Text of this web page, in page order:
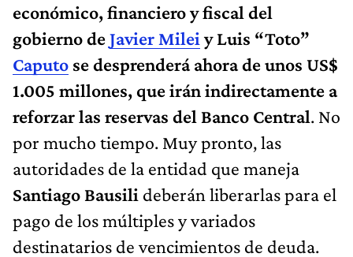
económico, financiero y fiscal del
gobierno deJavier Mileiy Luis “Toto”
Caputo se desprenderá ahora de unos US$
1.005 millones, que irán indirectamente a
reforzar las reservas del Banco Central. No
por mucho tiempo. Muy pronto, las
autoridades de la entidad que maneja
Santiago Bausili deberán liberarlas para el
pago de los múltiples y variados
destinatarios de vencimientos de deuda.